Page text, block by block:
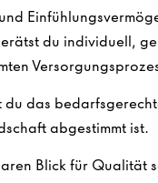
du individuell,
das
abgestimmt ist.
Blick für Qualität